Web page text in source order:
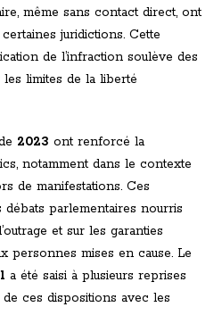
même sans contact direct, ont
juridictions. Cette
de l’infraction soulève des
limites de la liberté
2023 ont renforcé la
notamment dans le contexte
de manifestations. Ces
parlementaires nourris
et sur les garanties
personnes mises en cause. Le
a été saisi à plusieurs reprises
ces dispositions avec les